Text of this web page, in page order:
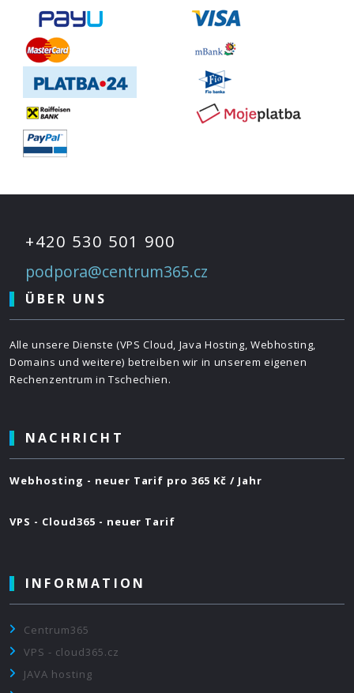
+420 530 501 900
podpora@centrum365.cz
ÜBER UNS
Alle unsere Dienste (VPS Cloud, Java Hosting, Webhosting,
Domains und weitere) betreiben wir in unserem eigenen
Rechenzentrum in Tschechien.
NACHRICHT
Webhosting - neuer Tarif pro 365 Kč / Jahr
VPS - Cloud365 - neuer Tarif
INFORMATION
Centrum365
VPS - cloud365.cz
JAVA hosting